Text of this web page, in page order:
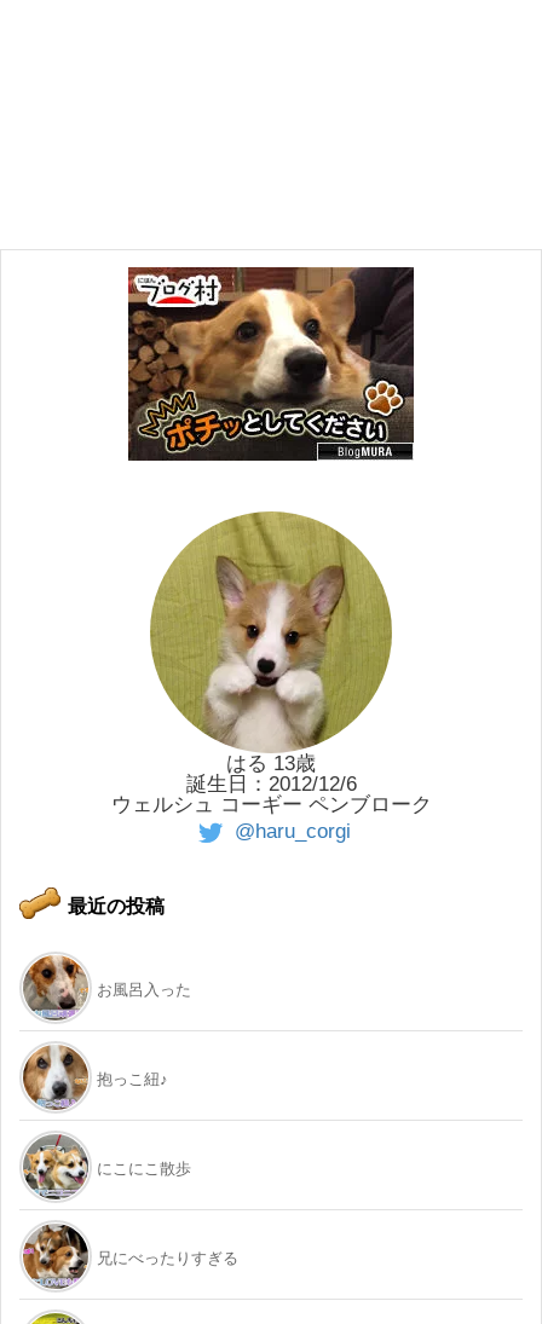
はる 13歳
誕生日：2012/12/6
ウェルシュ コーギー ペンブローク
@haru_corgi
最近の投稿
お風呂入った
抱っこ紐♪
にこにこ散歩
兄にべったりすぎる